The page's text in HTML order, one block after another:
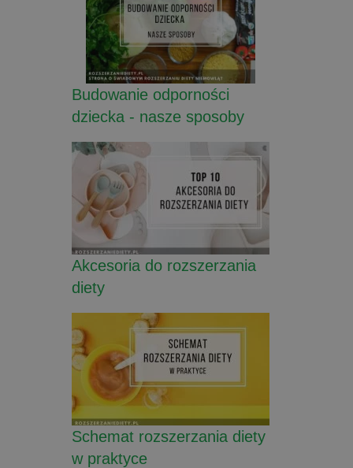
Budowanie odporności
dziecka - nasze sposoby
Akcesoria do rozszerzania
diety
Schemat rozszerzania diety
w praktyce